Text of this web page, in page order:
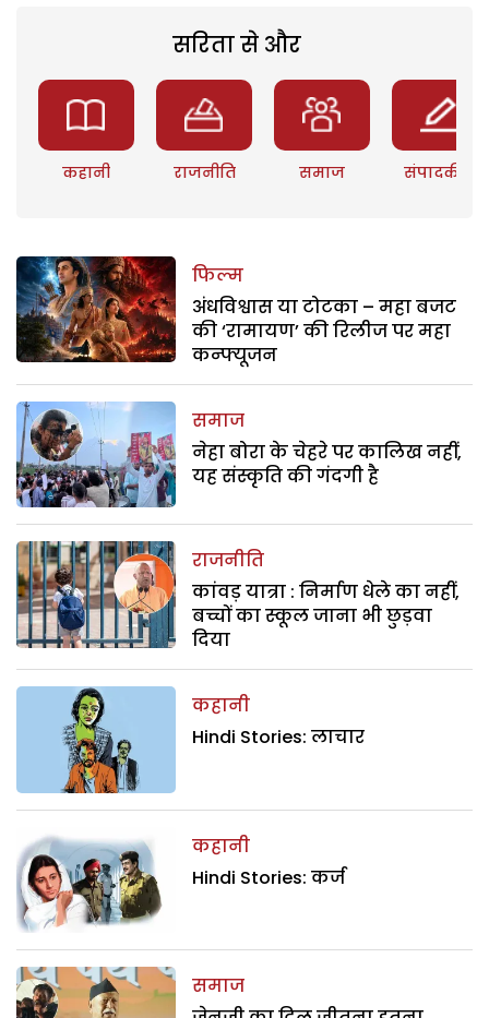
सरिता से और
कहानी राजनीति समाज संपादकीय
फिल्म
अंधविश्वास या टोटका – महा बजट
की ‘रामायण’ की रिलीज पर महा
कन्फ्यूजन
समाज
नेहा बोरा के चेहरे पर कालिख नहीं,
यह संस्कृति की गंदगी है
राजनीति
कांवड़ यात्रा : निर्माण धेले का नहीं,
बच्चों का स्कूल जाना भी छुड़वा
दिया
कहानी
Hindi Stories: लाचार
कहानी
Hindi Stories: कर्ज
समाज